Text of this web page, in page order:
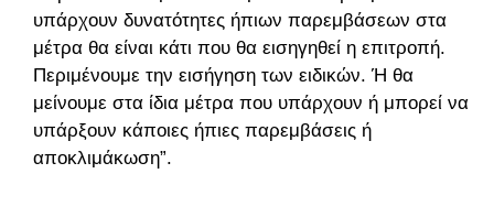
υπάρχουν δυνατότητες ήπιων παρεμβάσεων στα
μέτρα θα είναι κάτι που θα εισηγηθεί η επιτροπή.
Περιμένουμε την εισήγηση των ειδικών. Ή θα
μείνουμε στα ίδια μέτρα που υπάρχουν ή μπορεί να
υπάρξουν κάποιες ήπιες παρεμβάσεις ή
αποκλιμάκωση”.